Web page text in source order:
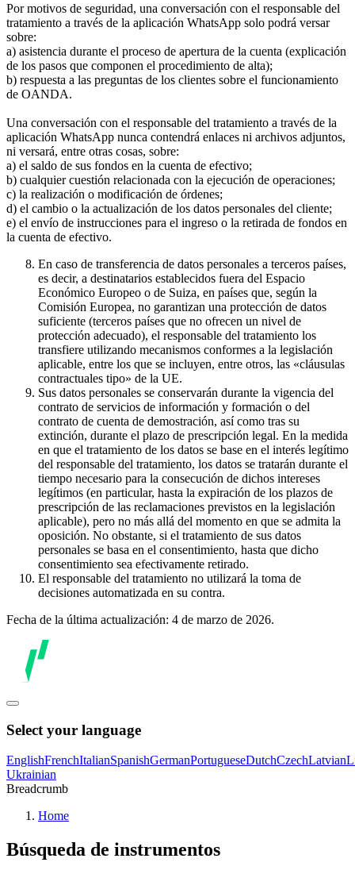
Por motivos de seguridad, una conversación con el responsable del
tratamiento a través de la aplicación WhatsApp solo podrá versar
sobre:
a) asistencia durante el proceso de apertura de la cuenta (explicación
de los pasos que componen el procedimiento de alta);
b) respuesta a las preguntas de los clientes sobre el funcionamiento
de OANDA.
Una conversación con el responsable del tratamiento a través de la
aplicación WhatsApp nunca contendrá enlaces ni archivos adjuntos,
ni versará, entre otras cosas, sobre:
a) el saldo de sus fondos en la cuenta de efectivo;
b) cualquier cuestión relacionada con la ejecución de operaciones;
c) la realización o modificación de órdenes;
d) el cambio o la actualización de los datos personales del cliente;
e) el envío de instrucciones para el ingreso o la retirada de fondos en
la cuenta de efectivo.
En caso de transferencia de datos personales a terceros países,
es decir, a destinatarios establecidos fuera del Espacio
Económico Europeo o de Suiza, en países que, según la
Comisión Europea, no garantizan una protección de datos
suficiente (terceros países que no ofrecen un nivel de
protección adecuado), el responsable del tratamiento los
transfiere utilizando mecanismos conformes a la legislación
aplicable, entre los que se incluyen, entre otros, las «cláusulas
contractuales tipo» de la UE.
Sus datos personales se conservarán durante la vigencia del
contrato de servicios de información y formación o del
contrato de cuenta de demostración, así como tras su
extinción, durante el plazo de prescripción legal. En la medida
en que el tratamiento de los datos se base en el interés legítimo
del responsable del tratamiento, los datos se tratarán durante el
tiempo necesario para la consecución de dichos intereses
legítimos (en particular, hasta la expiración de los plazos de
prescripción de las reclamaciones previstos en la legislación
aplicable), pero no más allá del momento en que se admita la
oposición. No obstante, si el tratamiento de sus datos
personales se basa en el consentimiento, hasta que dicho
consentimiento sea efectivamente retirado.
El responsable del tratamiento no utilizará la toma de
decisiones automatizada en su contra.
Fecha de la última actualización: 4 de marzo de 2026.
Select your language
EnglishFrenchItalianSpanishGermanPortugueseDutchCzechLatvian
Ukrainian
Breadcrumb
Home
Búsqueda de instrumentos